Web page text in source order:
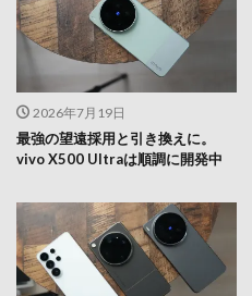
2026年7月19日
最強の望遠採用と引き換えに。
vivo X500 Ultraは順調に開発中